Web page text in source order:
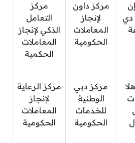
دي
مركز داون
لإنجاز
المعاملات
الحكومية
مركز
التعامل
الذكي لإنجاز
المعاملات
الحكمية
مركز دبي
الوطنية
للخدمات
الحكومية
مركز الرعاية
لإنجاز
المعاملات
الحكومية